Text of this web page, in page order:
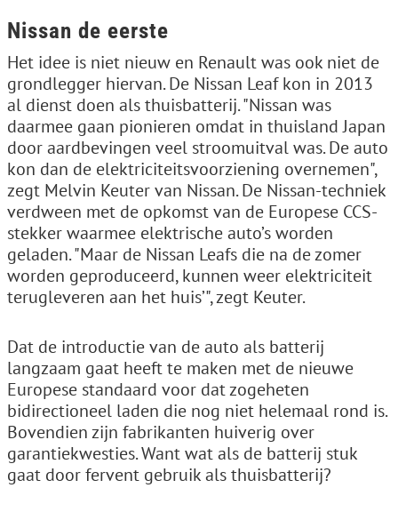
Nissan de eerste
Het idee is niet nieuw en Renault was ook niet de
grondlegger hiervan. De Nissan Leaf kon in 2013
al dienst doen als thuisbatterij. "Nissan was
daarmee gaan pionieren omdat in thuisland Japan
door aardbevingen veel stroomuitval was. De auto
kon dan de elektriciteitsvoorziening overnemen",
zegt Melvin Keuter van Nissan. De Nissan-techniek
verdween met de opkomst van de Europese CCS-
stekker waarmee elektrische auto’s worden
geladen. "Maar de Nissan Leafs die na de zomer
worden geproduceerd, kunnen weer elektriciteit
terugleveren aan het huis’", zegt Keuter.
Dat de introductie van de auto als batterij
langzaam gaat heeft te maken met de nieuwe
Europese standaard voor dat zogeheten
bidirectioneel laden die nog niet helemaal rond is.
Bovendien zijn fabrikanten huiverig over
garantiekwesties. Want wat als de batterij stuk
gaat door fervent gebruik als thuisbatterij?